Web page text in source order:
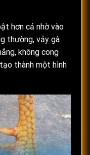
hơn cả nhờ vào
thường, vảy gà
không cong
thành một hình